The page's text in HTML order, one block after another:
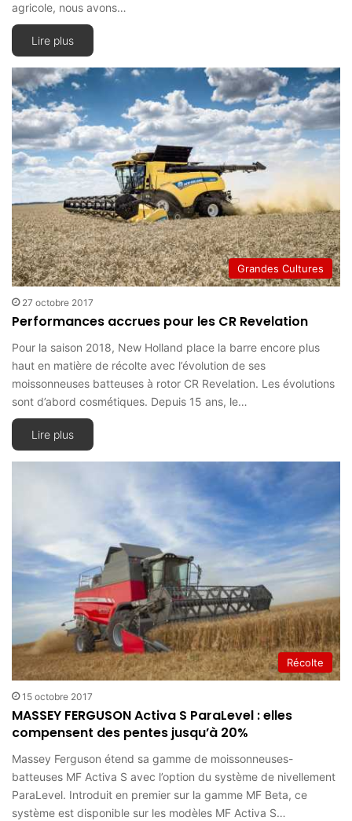
agricole, nous avons…
Lire plus
Grandes Cultures
27 octobre 2017
Performances accrues pour les CR Revelation
Pour la saison 2018, New Holland place la barre encore plus
haut en matière de récolte avec l’évolution de ses
moissonneuses batteuses à rotor CR Revelation. Les évolutions
sont d’abord cosmétiques. Depuis 15 ans, le…
Lire plus
Récolte
15 octobre 2017
MASSEY FERGUSON Activa S ParaLevel : elles
compensent des pentes jusqu’à 20%
Massey Ferguson étend sa gamme de moissonneuses-
batteuses MF Activa S avec l’option du système de nivellement
ParaLevel. Introduit en premier sur la gamme MF Beta, ce
système est disponible sur les modèles MF Activa S…